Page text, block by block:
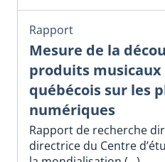
Rapport
Mesure de la
produits
québécois sur les
numériques
Rapport de recherche
directrice du Centre